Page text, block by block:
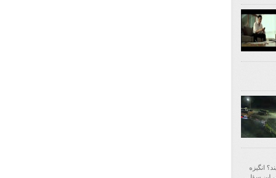
انگیزه